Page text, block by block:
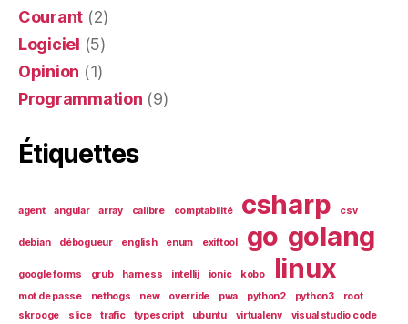
Courant (2)
Logiciel (5)
Opinion (1)
Programmation (9)
Étiquettes
agent angular array calibre comptabilité csharp csv
debian débogueur english enum exiftool go golang
google forms grub harness intellij ionic kobo linux
mot de passe nethogs new override pwa python2 python3
root
skrooge
slice trafic typescript ubuntu virtualenv visual studio code